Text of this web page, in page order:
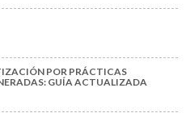
POR PRÁCTICAS
GUÍA ACTUALIZADA